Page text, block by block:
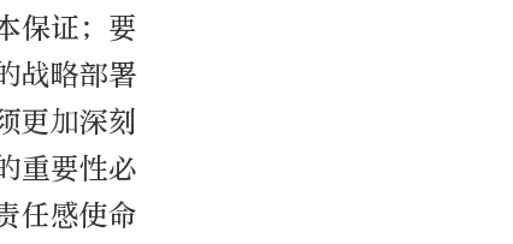
保证；要
战略部署
更加深刻
重要性必
任感使命